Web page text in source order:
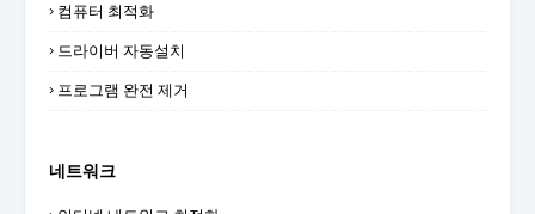
컴퓨터 최적화
드라이버 자동설치
프로그램 완전 제거
네트워크